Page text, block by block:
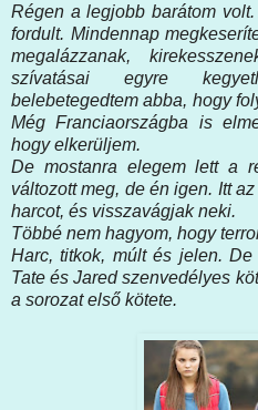
Régen a legjobb barátom
fordult. Mindennap
megalázzanak,
szívatásai egyre
belebetegedtem abba, hogy
Még Franciaországba is
hogy elkerüljem.
De mostanra elegem lett a
változott meg, de én igen. Itt
harcot, és visszavágjak neki.
Többé nem hagyom, hogy
Harc, titkok, múlt és jelen.
Tate és Jared szenvedélyes
a sorozat első kötete.